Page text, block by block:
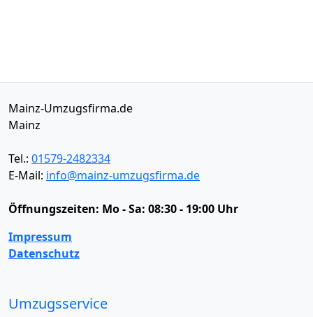
Mainz-Umzugsfirma.de
Mainz
Tel.: 01579-2482334
E-Mail: info@mainz-umzugsfirma.de
Öffnungszeiten: Mo - Sa: 08:30 - 19:00 Uhr
Impressum
Datenschutz
Umzugsservice